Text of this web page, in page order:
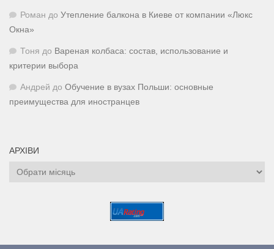
Роман до Утепление балкона в Киеве от компании «Люкс
Окна»
Тоня до Вареная колбаса: состав, использование и
критерии выбора
Андрей до Обучение в вузах Польши: основные
преимущества для иностранцев
АРХІВИ
Архіви